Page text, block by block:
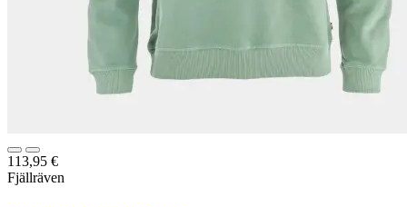
113,95 €
Fjällräven